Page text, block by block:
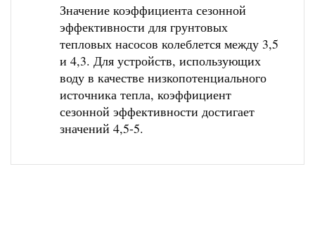
Значение коэффициента сезонной
эффективности для грунтовых
тепловых насосов колеблется между 3,5
и 4,3. Для устройств, использующих
воду в качестве низкопотенциального
источника тепла, коэффициент
сезонной эффективности достигает
значений 4,5-5.